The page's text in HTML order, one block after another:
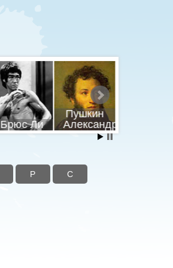
Брюс Ли
Пушкин
Александр
Р С